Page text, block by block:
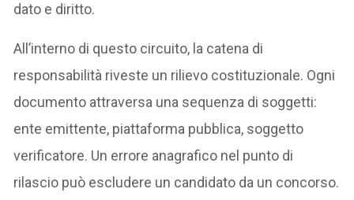
dato e diritto.
All’interno di questo circuito, la catena di
responsabilità riveste un rilievo costituzionale. Ogni
documento attraversa una sequenza di soggetti:
ente emittente, piattaforma pubblica, soggetto
verificatore. Un errore anagrafico nel punto di
rilascio può escludere un candidato da un concorso.